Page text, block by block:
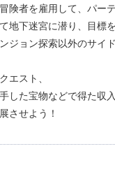
険者を雇用して、パーテ
地下迷宮に潜り、目標
ジョン探索以外のサイ
エスト、
した宝物などで得た収
させよう！